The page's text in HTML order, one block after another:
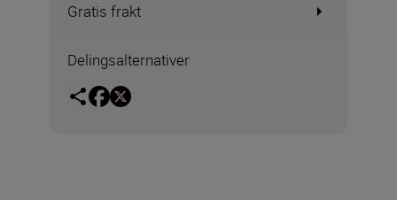
Gratis frakt
Delingsalternativer